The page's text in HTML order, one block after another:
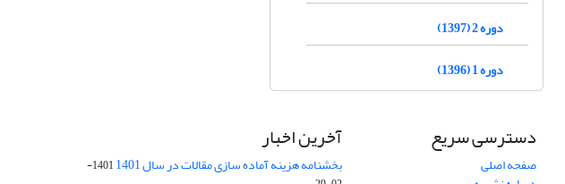
دوره 2 (1397)
دوره 1 (1396)
دسترسی سریع
صفحه اصلی
آخرین اخبار
بخشنامه هزینه آماده سازی مقالات در سال 1401
1401-